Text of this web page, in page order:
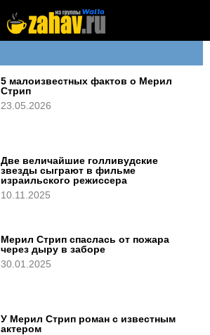
5 малоизвестных фактов о Мерил
Стрип
23.05.2026
Две величайшие голливудские
звезды сыграют в фильме
израильского режиссера
10.11.2025
Мерил Стрип спаслась от пожара
через дыру в заборе
30.01.2025
У Мерил Стрип роман с известным
актером